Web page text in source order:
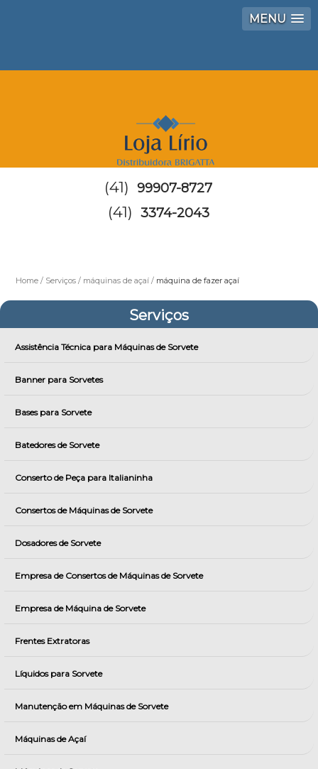
MENU
(41) 99907-8727
(41) 3374-2043
Home Serviços máquinas de açaí máquina de fazer açaí
Serviços
Assistência Técnica para Máquinas de Sorvete
Banner para Sorvetes
Bases para Sorvete
Batedores de Sorvete
Conserto de Peça para Italianinha
Consertos de Máquinas de Sorvete
Dosadores de Sorvete
Empresa de Consertos de Máquinas de Sorvete
Empresa de Máquina de Sorvete
Frentes Extratoras
Líquidos para Sorvete
Manutenção em Máquinas de Sorvete
Máquinas de Açaí